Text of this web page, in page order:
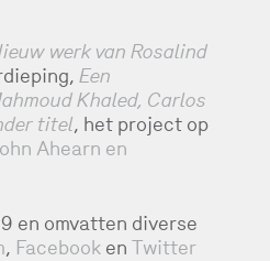
werk van Rosalind
Een
Khaled, Carlos
titel, het project op
Ahearn en
en omvatten diverse
, Facebooken Twitter